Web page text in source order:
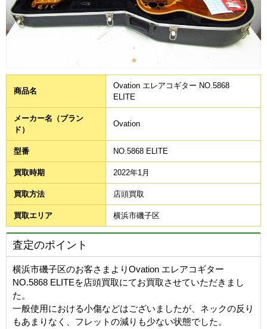
商品名
Ovation エレアコギター NO.5868
ELITE
メーカー名（ブラン
ド）
Ovation
型番 NO.5868 ELITE
買取時期 2022年1月
買取方法 店頭買取
買取エリア 横浜市磯子区
査定のポイント
横浜市磯子区のお客さまよりOvation エレアコギター
NO.5868 ELITEを店頭買取にてお買取させていただきまし
た。
一般使用における小傷などはございましたが、ネックの反り
もあまりなく、フレットの減りも少ない状態でした。